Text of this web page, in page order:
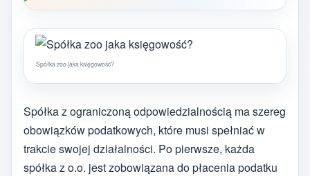
Spółka zoo jaka księgowość?
Spółka z ograniczoną odpowiedzialnością ma szereg
obowiązków podatkowych, które musi spełniać w
trakcie swojej działalności. Po pierwsze, każda
spółka z o.o. jest zobowiązana do płacenia podatku